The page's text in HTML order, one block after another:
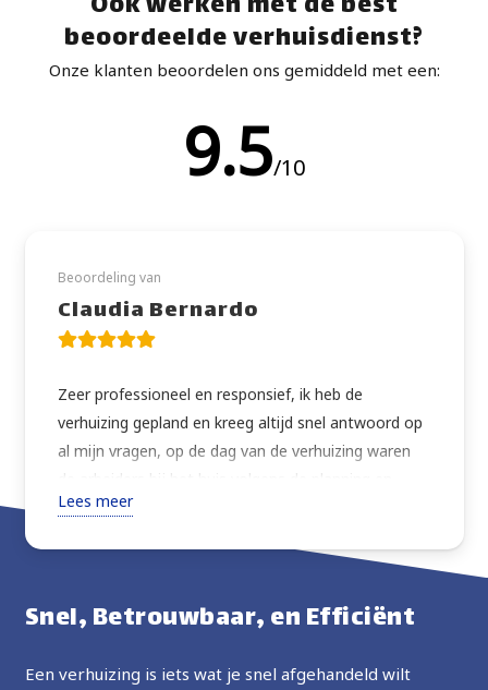
beoordeelde verhuisdienst?
Onze klanten beoordelen ons gemiddeld met een:
9.5/10
Beoordeling van
Claudia Bernardo
Zeer professioneel en responsief, ik heb de
verhuizing gepland en kreeg altijd snel antwoord op
al mijn vragen, op de dag van de verhuizing waren
de arbeiders bij het huis volgens de planning en
verhuisden alles wat ik vroeg met extra zorg. Zeer
over de beste manier om verder te gaan. Goede
de service opnieuw gebruiken.
Lees meer
Snel, Betrouwbaar, en Efficiënt
Een verhuizing is iets wat je snel afgehandeld wilt